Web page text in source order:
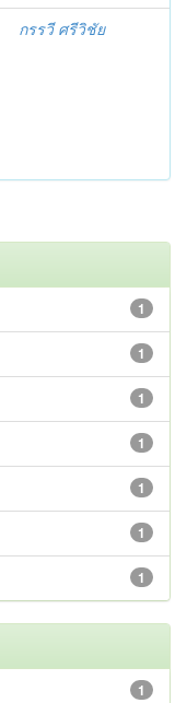
กรรวี ศรีวิชัย
1
1
1
1
1
1
1
1